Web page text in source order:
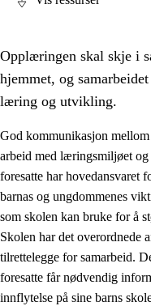
3. Prinsipper for
3.1 Et inkluderende
Opplæringen skal skje i
hjemmet, og
læring og utvikling.
God kommunikasjon
arbeid med læringsmiljøet
foresatte har hovedansvaret
barnas og ungdommenes
som skolen kan bruke for å
Skolen har det overordnede
tilrettelegge for samarbeid.
foresatte får nødvendig
innflytelse på sine barns